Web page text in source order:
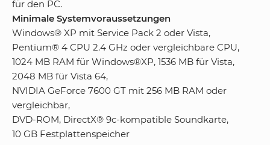
für den PC.
Minimale Systemvoraussetzungen
Windows® XP mit Service Pack 2 oder Vista,
Pentium® 4 CPU 2.4 GHz oder vergleichbare CPU,
1024 MB RAM für Windows®XP, 1536 MB für Vista,
2048 MB für Vista 64,
NVIDIA GeForce 7600 GT mit 256 MB RAM oder
vergleichbar,
DVD-ROM, DirectX® 9c-kompatible Soundkarte,
10 GB Festplattenspeicher